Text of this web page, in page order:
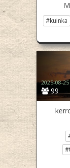
#kuinka
99
2025-08-25